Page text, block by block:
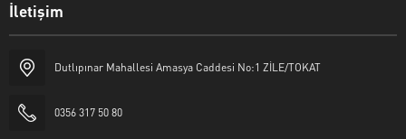
İletişim
Dutlıpınar Mahallesi Amasya Caddesi No:1 ZİLE/TOKAT
0356 317 50 80